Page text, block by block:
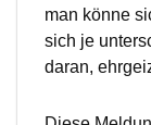
man könne
sich je
daran,